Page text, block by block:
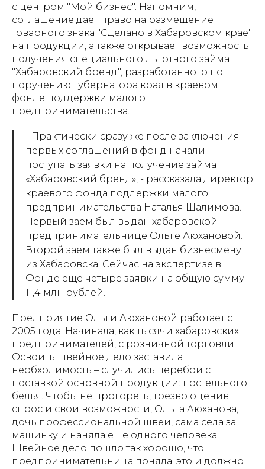
с центром "Мой бизнес". Напомним,
соглашение дает право на размещение
товарного знака "Сделано в Хабаровском крае"
на продукции, а также открывает возможность
получения специального льготного займа
"Хабаровский бренд", разработанного по
поручению губернатора края в краевом
фонде поддержки малого
предпринимательства.
- Практически сразу же после заключения
первых соглашений в фонд начали
поступать заявки на получение займа
«Хабаровский бренд», - рассказала директор
краевого фонда поддержки малого
предпринимательства Наталья Шалимова. –
Первый заем был выдан хабаровской
предпринимательнице Ольге Аюхановой.
Второй заем также был выдан бизнесмену
из Хабаровска. Сейчас на экспертизе в
Фонде еще четыре заявки на общую сумму
11,4 млн рублей.
Предприятие Ольги Аюхановой работает с
2005 года. Начинала, как тысячи хабаровских
предпринимателей, с розничной торговли.
Освоить швейное дело заставила
необходимость – случились перебои с
поставкой основной продукции: постельного
белья. Чтобы не прогореть, трезво оценив
спрос и свои возможности, Ольга Аюханова,
дочь профессиональной швеи, сама села за
машинку и наняла еще одного человека.
Швейное дело пошло так хорошо, что
предпринимательница поняла: это и должно